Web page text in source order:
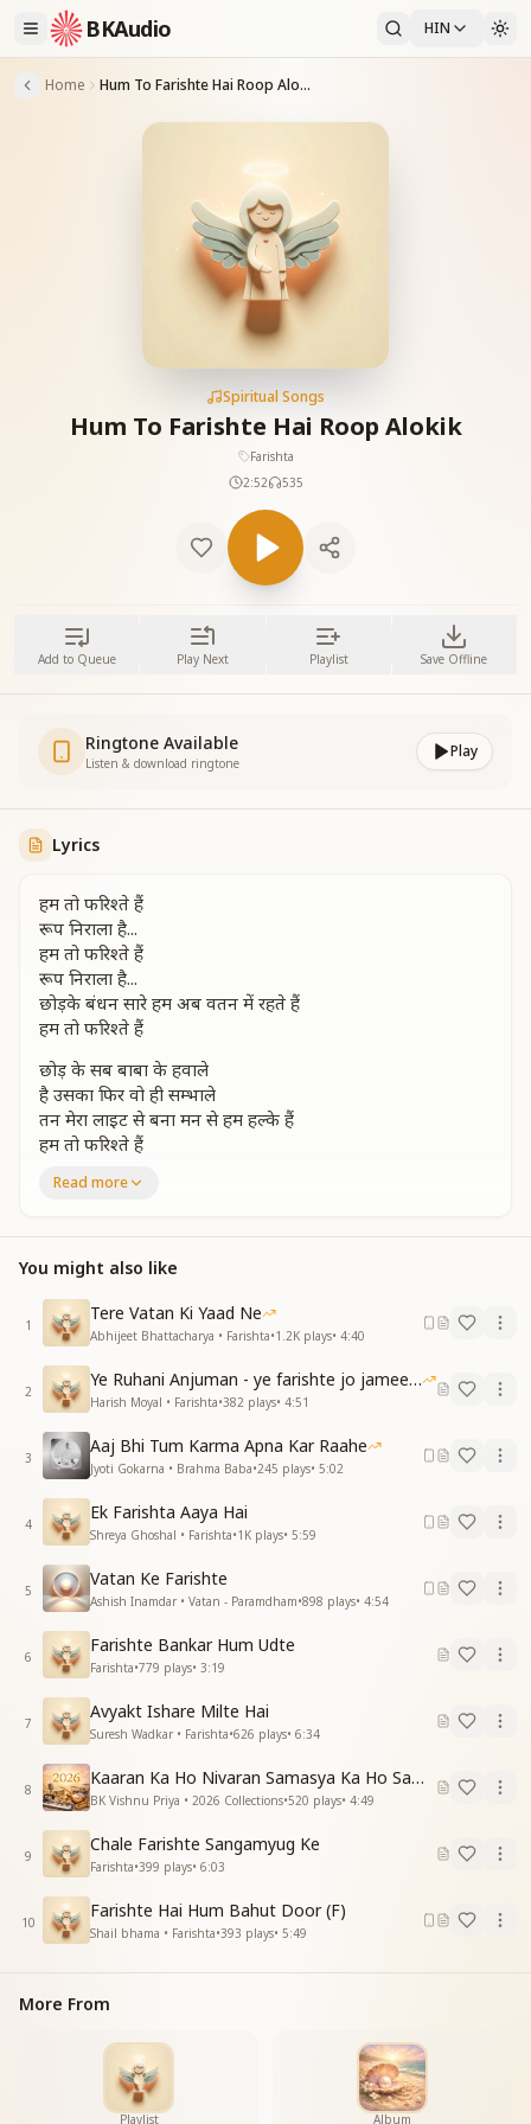
BKAudio HIN
Home Hum To Farishte Hai Roop Alokik
Spiritual Songs
Hum To Farishte Hai Roop Alokik
Farishta
2:52
535
Add to Queue Play Next Playlist Save Offline
Ringtone Available
Listen & download ringtone
Play
Lyrics
हम तो फरिश्ते हैं
रूप निराला है...
हम तो फरिश्ते हैं
रूप निराला है...
छोड़के बंधन सारे हम अब वतन में रहते हैं
हम तो फरिश्ते हैं
छोड़ के सब बाबा के हवाले
है उसका फिर वो ही सम्भाले
तन मेरा लाइट से बना मन से हम हल्के हैं
हम तो फरिश्ते हैं
हम तो फरिश्ते हैं
आये वतन से वतन ही जाना
निमित बन सबको है जगाना
बाबा से पाई है जो सुख शांति फैलाते हैं
हम तो फरिश्ते हैं
रूप निराला है...
तोड़के बंधन सारे हम अब वतन में रहते हैं
हम तो फरिश्ते हैं
रूप निराला है...
हम तो फरिश्ते हैं
Read more
You might also like
1
Tere Vatan Ki Yaad Ne
Abhijeet Bhattacharya • Farishta•1.2K plays• 4:40
2
Ye Ruhani Anjuman - ye farishte jo jameen par
Harish Moyal • Farishta•382 plays• 4:51
3
Aaj Bhi Tum Karma Apna Kar Raahe
Jyoti Gokarna • Brahma Baba•245 plays• 5:02
4
Ek Farishta Aaya Hai
Shreya Ghoshal • Farishta•1K plays• 5:59
5
Vatan Ke Farishte
Ashish Inamdar • Vatan - Paramdham•898 plays• 4:54
6
Farishte Bankar Hum Udte
Farishta•779 plays• 3:19
7
Avyakt Ishare Milte Hai
Suresh Wadkar • Farishta•626 plays• 6:34
8
Kaaran Ka Ho Nivaran Samasya Ka Ho Samadhan
BK Vishnu Priya • 2026 Collections•520 plays• 4:49
9
Chale Farishte Sangamyug Ke
Farishta•399 plays• 6:03
10
Farishte Hai Hum Bahut Door (F)
Shail bhama • Farishta•393 plays• 5:49
More From
Playlist Album